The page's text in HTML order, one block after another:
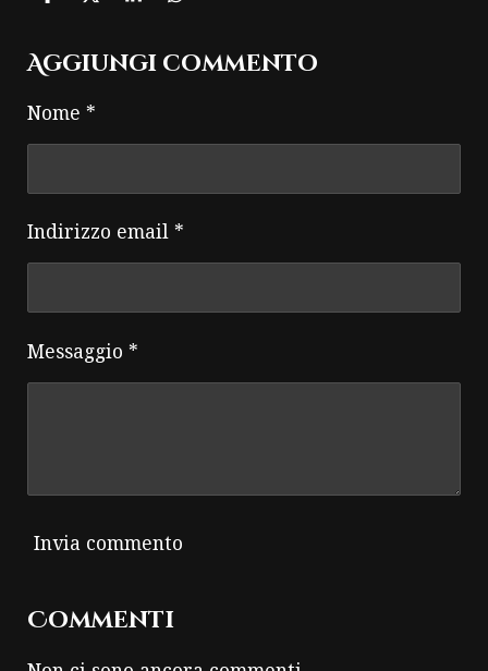
d
i
i
d
d
v
d
d
d
d
d
Aggiungi commento
Nome *
Indirizzo email *
Messaggio *
Invia commento
Commenti